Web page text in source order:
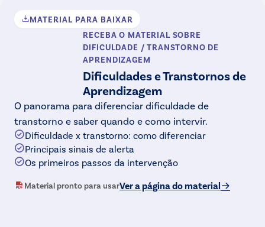
MATERIAL PARA BAIXAR
RECEBA O MATERIAL SOBRE
DIFICULDADE / TRANSTORNO DE
APRENDIZAGEM
Dificuldades e Transtornos de
Aprendizagem
O panorama para diferenciar dificuldade de
transtorno e saber quando e como intervir.
Dificuldade x transtorno: como diferenciar
Principais sinais de alerta
Os primeiros passos da intervenção
Material pronto para usarVer a página do material